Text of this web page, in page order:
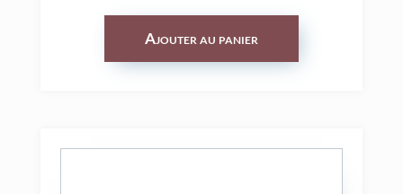
Ajouter au panier